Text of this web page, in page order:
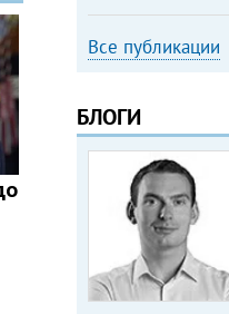
Все публикации
БЛОГИ